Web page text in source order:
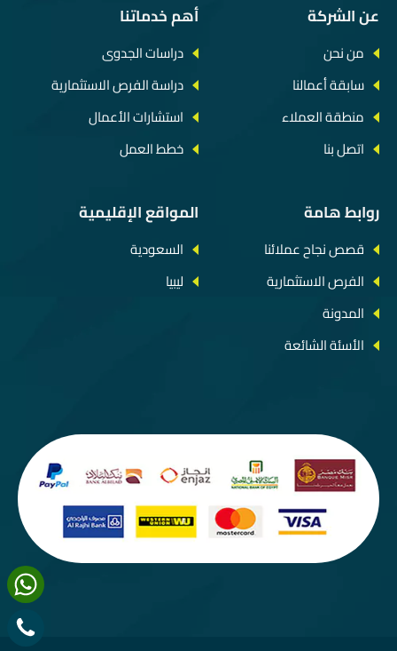
عن الشركة
من نحن
سابقة أعمالنا
منطقة العملاء
اتصل بنا
أهم خدماتنا
دراسات الجدوى
دراسة الفرص الاستثمارية
استشارات الأعمال
خطط العمل
روابط هامة
قصص نجاح عملائنا
الفرص الاستثمارية
المدونة
الأسئة الشائعة
المواقع الإقليمية
السعودية
ليبيا